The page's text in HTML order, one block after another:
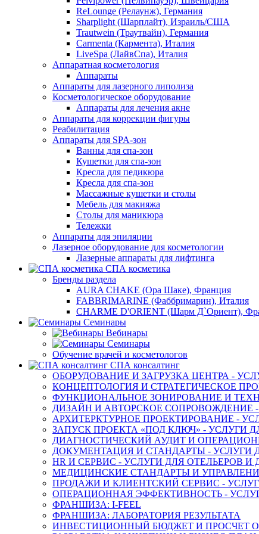
ReLounge (Релаунж), Германия
Sharplight (Шарплайт), Израиль/США
Trautwein (Траутвайн), Германия
Carmenta (Кармента), Италия
LiveSpa (ЛайвСпа), Италия
Аппаратная косметология
Аппараты
Аппараты для лазерного липолиза
Косметологическое оборудование
Аппараты для лечения акне
Аппараты для коррекции фигуры
Реабилитация
Аппараты для SPA-зон
Ванны для спа-зон
Кушетки для спа-зон
Кресла для педикюра
Кресла для спа-зон
Массажные кушетки и столы
Мебель для макияжа
Столы для маникюра
Тележки
Аппараты для эпиляции
Лазерное оборудование для косметологии
Лазерные аппараты для лифтинга
СПА косметика
Бренды раздела
AURA CHAKE (Ора Шаке), Франция
FABBRIMARINE (Фаббримарин), Италия
CHARME D'ORIENT (Шарм Д`Ориент),
Семинары
Вебинары
Семинары
Обучение врачей и косметологов
СПА консалтинг
ОБОРУДОВАНИЕ И ЗАГРУЗКА ЦЕНТРА -
КОНЦЕПТОЛОГИЯ И СТРАТЕГИЧЕСКОЕ
ФУНКЦИОНАЛЬНОЕ ЗОНИРОВАНИЕ И
ДИЗАЙН И АВТОРСКОЕ СОПРОВОЖДЕНИЕ
АРХИТЕРКТУРНОЕ ПРОЕКТИРОВАНИЕ -
ЗАПУСК ПРОЕКТА «ПОД КЛЮЧ» - УСЛУГИ
ДИАГНОСТИЧЕСКИЙ АУДИТ И
ДОКУМЕНТАЦИЯ И СТАНДАРТЫ - УСЛУГИ
HR И СЕРВИС - УСЛУГИ ДЛЯ ОТЕЛЬЕРОВ И
МЕДИЦИНСКИЕ СТАНДАРТЫ И
ПРОДАЖИ И КЛИЕНТСКИЙ СЕРВИС -
ОПЕРАЦИОННАЯ ЭФФЕКТИВНОСТЬ -
ФРАНШИЗА: I-FEEL
ФРАНШИЗА: ЛАБОРАТОРИЯ РЕЗУЛЬТАТА
ИНВЕСТИЦИОННЫЙ БЮДЖЕТ И ПРОСЧЕТ